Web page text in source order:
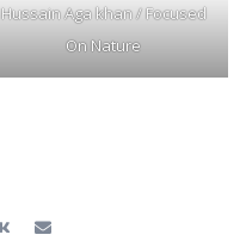
Hussain Aga khan / Focused
On Nature